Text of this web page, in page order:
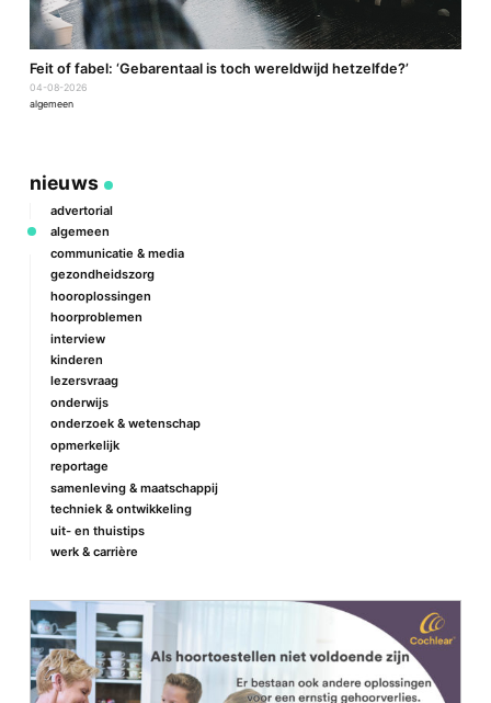
Feit of fabel: ‘Gebarentaal is toch wereldwijd hetzelfde?’
04-08-2026
algemeen
nieuws
advertorial
algemeen
communicatie & media
gezondheidszorg
hooroplossingen
hoorproblemen
interview
kinderen
lezersvraag
onderwijs
onderzoek & wetenschap
opmerkelijk
reportage
samenleving & maatschappij
techniek & ontwikkeling
uit- en thuistips
werk & carrière